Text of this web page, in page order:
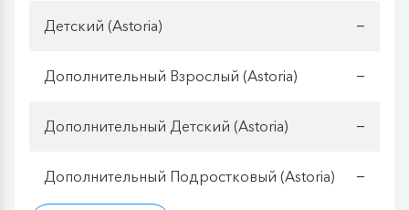
Детский (Astoria) —
Дополнительный Взрослый (Astoria) —
Дополнительный Детский (Astoria) —
Дополнительный Подростковый (Astoria) —